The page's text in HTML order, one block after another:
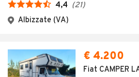
4,4 (21)
Albizzate (VA)
€ 4.200
Fiat CAMPER